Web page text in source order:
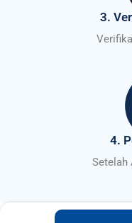
3.
4.
Setelah